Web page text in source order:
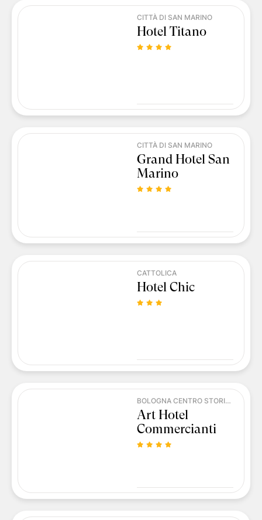
CITTÀ DI SAN MARINO
Hotel Titano
CITTÀ DI SAN MARINO
Grand Hotel San
Marino
CATTOLICA
Hotel Chic
BOLOGNA CENTRO STORICO
Art Hotel
Commercianti